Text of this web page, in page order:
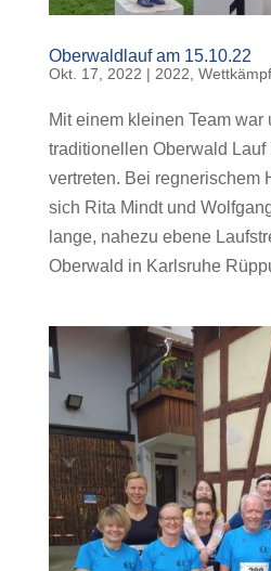
Oberwaldlauf am 15.10.22
Okt. 17, 2022 | 2022
Mit einem kleinen Team war
traditionellen Oberwald Lauf
vertreten. Bei regnerischem
sich Rita Mindt und
lange, nahezu ebene
Oberwald in Karlsruhe